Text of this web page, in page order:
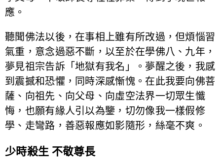
應。
聽聞佛法以後，在事相上雖有所改過，但煩惱習
氣重，意念過惡不斷，以至於在學佛八、九年，
夢見祖宗告訴「地獄有我名」。夢醒之後，我感
到震撼和恐懼，同時深感慚愧。在此我要向佛菩
薩、向祖先、向父母、向虛空法界一切眾生懺
悔，也願有緣人引以為鑒，切勿像我一樣假修
學、走彎路，善惡報應如影隨形，絲毫不爽。
少時殺生 不敬尊長